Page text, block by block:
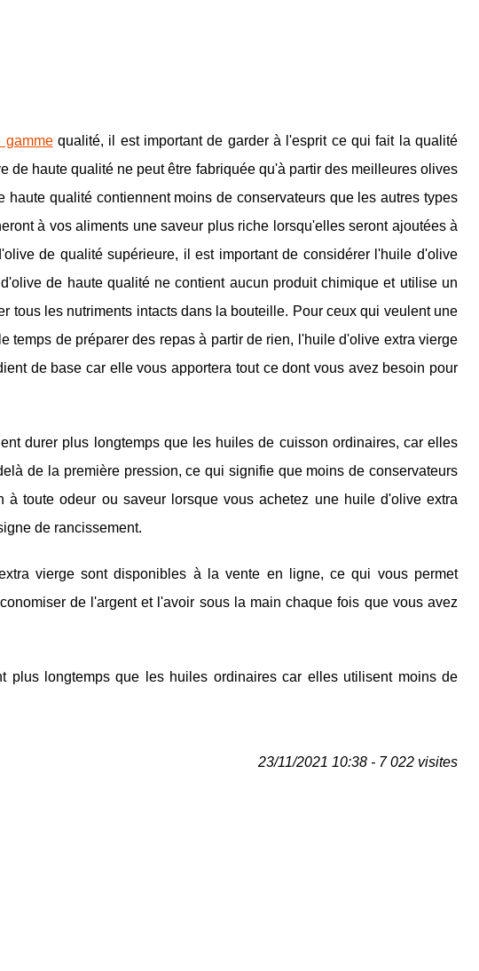
gammequalité, il est important de garder à l'esprit ce qui fait la qualité
haute qualité ne peut être fabriquée qu'à partir des meilleures olives
qualité contiennent moins de conservateurs que les autres types
à vos aliments une saveur plus riche lorsqu'elles seront ajoutées à
de qualité supérieure, il est important de considérer l'huile d'olive
de haute qualité ne contient aucun produit chimique et utilise un
tous les nutriments intacts dans la bouteille. Pour ceux qui veulent une
temps de préparer des repas à partir de rien, l'huile d'olive extra vierge
de base car elle vous apportera tout ce dont vous avez besoin pour
durer plus longtemps que les huiles de cuisson ordinaires, car elles
de la première pression, ce qui signifie que moins de conservateurs
à toute odeur ou saveur lorsque vous achetez une huile d'olive extra
de rancissement.
vierge sont disponibles à la vente en ligne, ce qui vous permet
de l'argent et l'avoir sous la main chaque fois que vous avez
plus longtemps que les huiles ordinaires car elles utilisent moins de
23/11/2021 10:38 - 7 022 visites